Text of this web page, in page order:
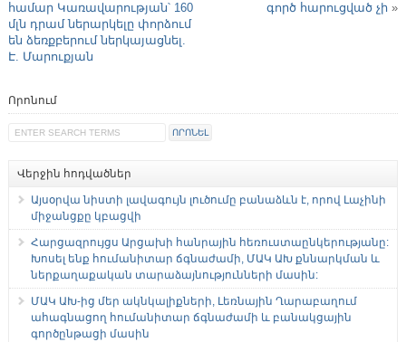
համար Կառավարության՝ 160
մլն դրամ ներարկելը փորձում
են ձեռքբերում ներկայացնել.
Է. Մարուքյան
գործ հարուցված չի »
Որոնում
Վերջին հոդվածներ
Այսօրվա նիստի լավագույն լուծումը բանաձևն է, որով Լաչինի
միջանցքը կբացվի
Հարցազրույցս Արցախի հանրային հեռուստաընկերությանը:
Խոսել ենք հումանիտար ճգնաժամի, ՄԱԿ ԱԽ քննարկման և
ներքաղաքական տարաձայնությունների մասին:
ՄԱԿ ԱԽ-ից մեր ակնկալիքների, Լեռնային Ղարաբաղում
ահագնացող հումանիտար ճգնաժամի և բանակցային
գործընթացի մասին